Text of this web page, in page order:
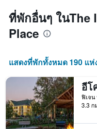
ที่พักอื่นๆ ในThe
Place
แสดงที่พักทั้งหมด 190 แห่
ฟิเจน
3.3 ก